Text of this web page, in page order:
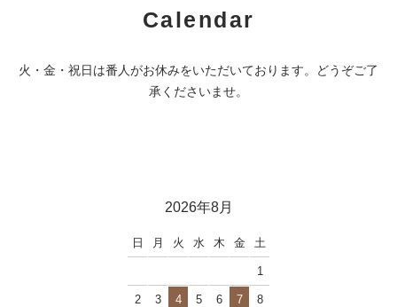
Calendar
火・金・祝日は番人がお休みをいただいております。どうぞご了
承くださいませ。
2026年8月
日 月 火 水 木 金 土
1
2 3 4 5 6 7 8